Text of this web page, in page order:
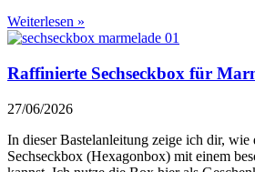
Weiterlesen »
Raffinierte Sechseckbox für
27/06/2026
In dieser Bastelanleitung zeige ich dir, wie
Sechseckbox (Hexagonbox) mit einem